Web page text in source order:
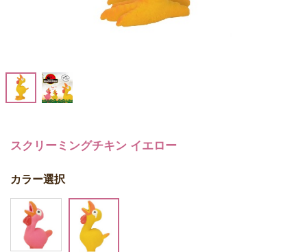
スクリーミングチキン イエロー
カラー選択